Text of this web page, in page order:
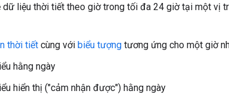
dữ liệu thời tiết theo giờ trong tối đa 24 giờ tại một vị
thời tiết cùng với biểu tượng tương ứng cho một giờ
hằng ngày
hiển thị ("cảm nhận được") hằng ngày